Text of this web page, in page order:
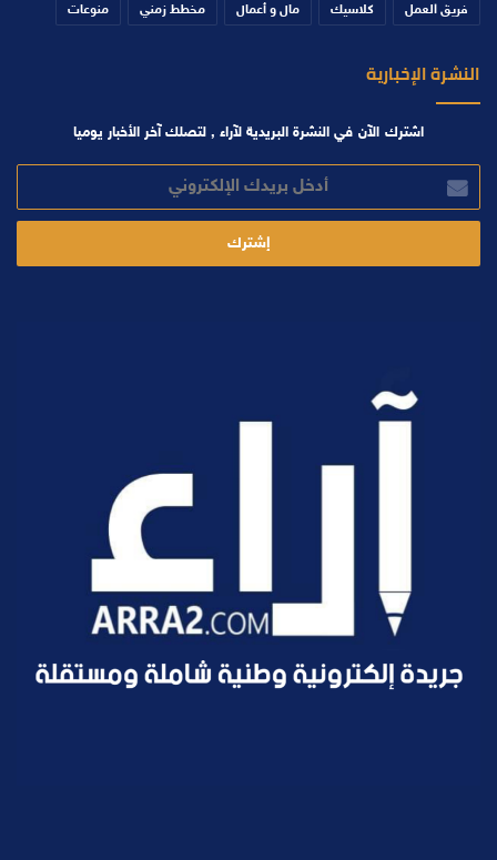
فريق العمل كلاسيك مال و أعمال مخطط زمني منوعات
النشرة الإخبارية
اشترك الآن في النشرة البريدية لآراء , لتصلك آخر الأخبار يوميا
بريدك
الإلكتروني